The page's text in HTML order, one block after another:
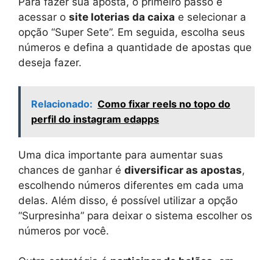
acessar o site loterias da caixa e selecionar a
opção “Super Sete”. Em seguida, escolha seus
números e defina a quantidade de apostas que
deseja fazer.
Relacionado: Como fixar reels no topo do
perfil do instagram edapps
Uma dica importante para aumentar suas
chances de ganhar é diversificar as apostas,
escolhendo números diferentes em cada uma
delas. Além disso, é possível utilizar a opção
“Surpresinha” para deixar o sistema escolher os
números por você.